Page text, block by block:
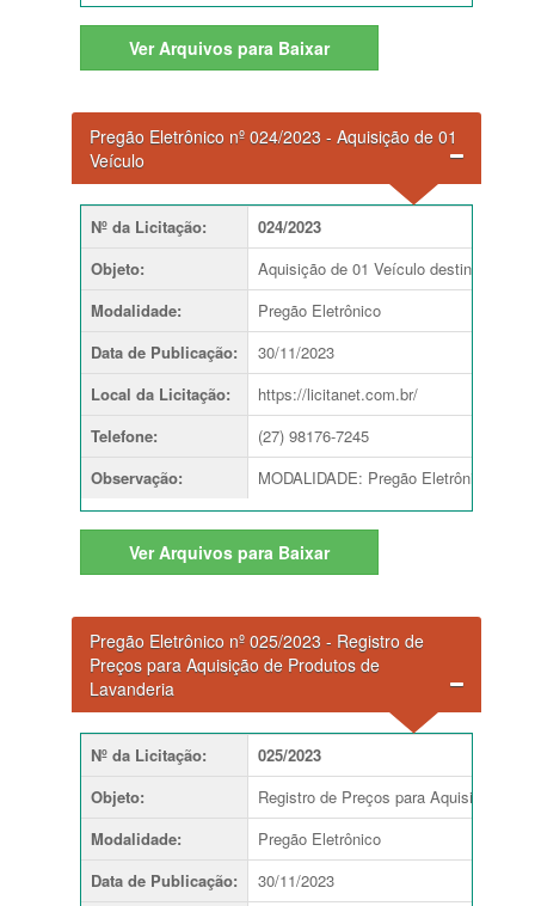
Ver Arquivos para Baixar
Pregão Eletrônico nº 024/2023 - Aquisição de 01
Veículo
Nº da Licitação:
024/2023
Objeto:
Aquisição de 01 Veículo destinado ao
Modalidade:
Pregão Eletrônico
Data de Publicação:
30/11/2023
Local da Licitação:
https://licitanet.com.br/
Telefone:
(27) 98176-7245
Observação: MODALIDADE: Pregão Eletrônico
Ver Arquivos para Baixar
Pregão Eletrônico nº 025/2023 - Registro de
Preços para Aquisição de Produtos de
Lavanderia
Nº da Licitação:
025/2023
Objeto:
Registro de Preços para Aquisição de
Modalidade:
Pregão Eletrônico
Data de Publicação:
30/11/2023